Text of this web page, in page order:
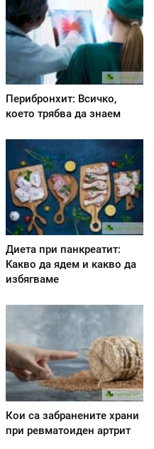
Перибронхит: Всичко,
което трябва да знаем
Диета при панкреатит:
Kакво да ядем и какво да
избягваме
Кои са забранените храни
при ревматоиден артрит